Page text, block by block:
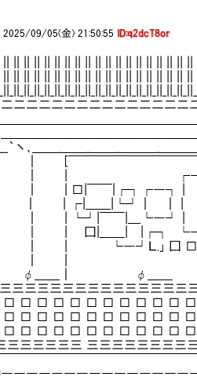
2025/09/05(金) 21:50:55 ID:q2dcT8or
|| || || || || || || || || || || ||
|| || || || || || || || || || || ||
二二二二二二二二二二
＿＿＿＿＿＿＿＿＿＿＿
＿＿＿＿＿＿＿＿＿＿＿＿
､＿＿_＿＿_＿＿_＿＿＿_＿
[￣￣￣￣￣￣￣￣￣
|| ||| | ｜ |
| ｜ | □|￣￣|┌┐┌―┐ |
｜ | ┌|＿＿|└┘｜ ｜
｜ | └┘|￣￣|＿
| 囗|＿＿| |┌┐
王‐| | ｜ | └―┘Ｌ.｣
..} 三王‐| | ｜ | └┘
｜ φ＿＿｜ φ＿
三三三三三三三三三三三
□ □ □ □ □ □ □ □ □
□ □ □ □ □ □ □ □ □
□ □ □ □ □ □ □ □ □
三三三三三三 三三三三三三三
￣￣￣￣￣￣￣￣￣￣￣￣￣￣
ﾆ